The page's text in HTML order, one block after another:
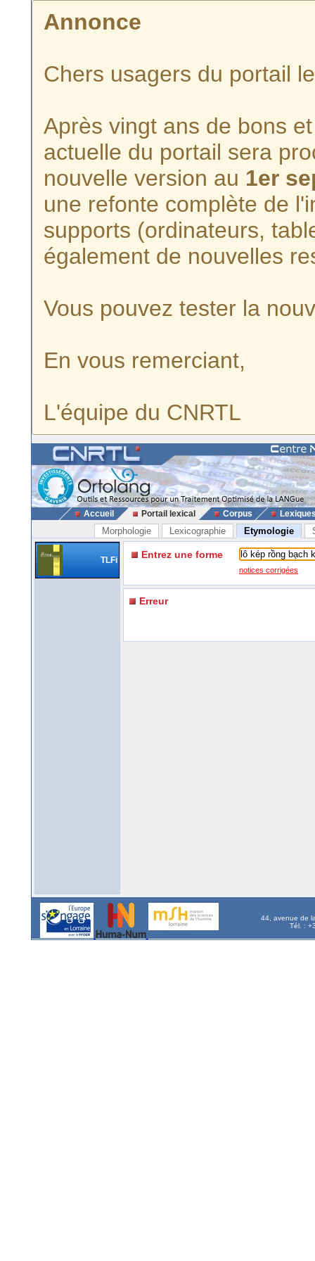
Annonce
Chers usagers du portail
Après vingt ans de bons
actuelle du portail sera
nouvelle version au 1er
une refonte complète de
supports (ordinateurs,
également de nouvelles
Vous pouvez tester la
En vous remerciant,
L'équipe du CNRTL
Accueil Portail lexical Corpus
Morphologie Lexicographie Etymologie
TLFi Entrez une forme
notices corrigées
Erreur
44, avenue de
Tél. :